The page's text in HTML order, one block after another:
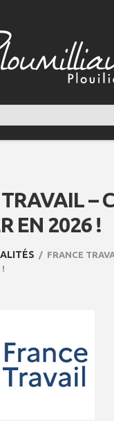
–
EN 2026 !
FRANCE
!